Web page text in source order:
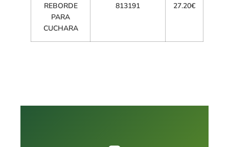
REBORDE
PARA
CUCHARA
813191 27.20€